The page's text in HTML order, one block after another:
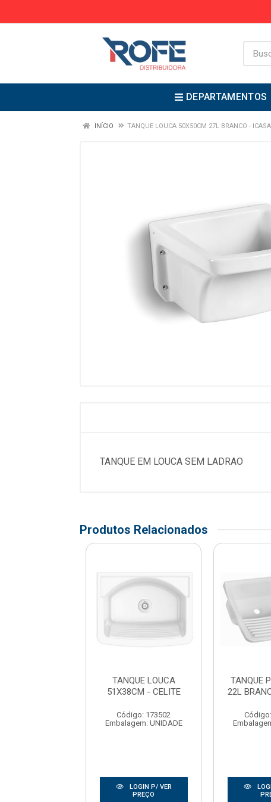
DEPARTAMENTOS
INÍCIO TANQUE LOUCA 50X50CM 27L BRANCO - ICASA
TANQUE EM LOUCA SEM LADRAO
Produtos Relacionados
TANQUE LOUCA
51X38CM - CELITE
Código: 173502
Embalagem: UNIDADE
LOGIN P/ VER
PREÇO
TANQUE
22L